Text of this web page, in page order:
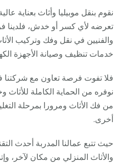
نقوم بنقل موبيليا وأثاث بعناية
تعرضه لأي كسر أو خدش، فلدينا
والفنيين في نقل وفك وتركيب
خدمات تنظيف وصيانة الأجهزة
فلا تفوت فرصة تعاون مع شركتنا
نوفره من الحماية الكاملة للأثاث
من فك الأثاث ومرورا بمرحلة
أخرى.
حيث تتبع عمالنا المدربة أحدث
والأثاث المنزلي من مكان لآخر،